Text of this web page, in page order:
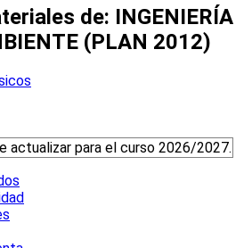
de: INGENIERÍA
(PLAN 2012)
actualizar para el curso 2026/2027.